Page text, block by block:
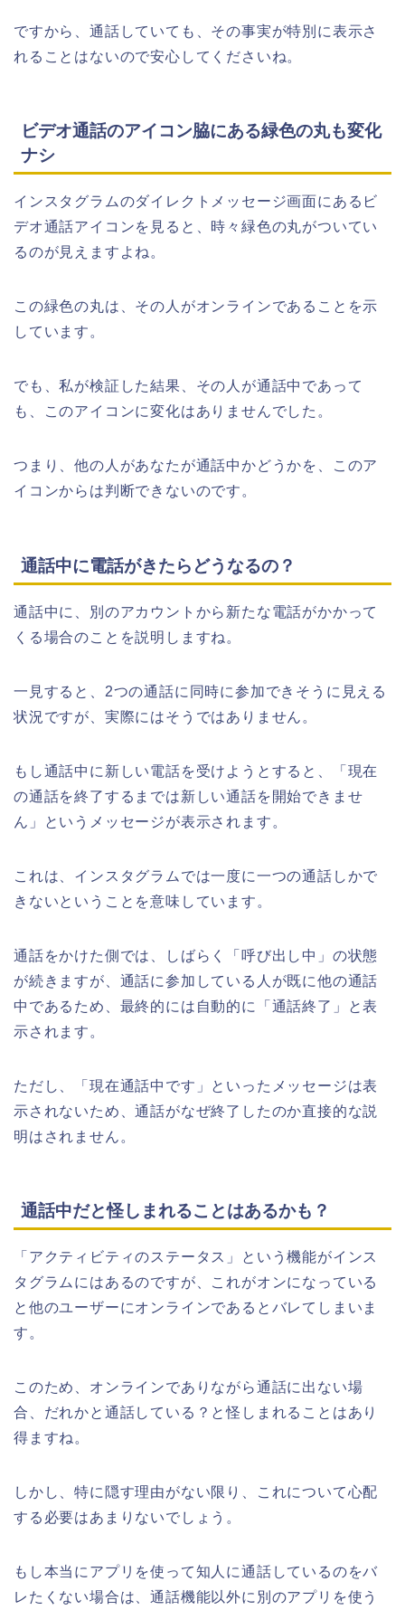
ですから、通話していても、その事実が特別に表示さ
れることはないので安心してくださいね。
ビデオ通話のアイコン脇にある緑色の丸も変化
ナシ
インスタグラムのダイレクトメッセージ画面にあるビ
デオ通話アイコンを見ると、時々緑色の丸がついてい
るのが見えますよね。
この緑色の丸は、その人がオンラインであることを示
しています。
でも、私が検証した結果、その人が通話中であって
も、このアイコンに変化はありませんでした。
つまり、他の人があなたが通話中かどうかを、このア
イコンからは判断できないのです。
通話中に電話がきたらどうなるの？
通話中に、別のアカウントから新たな電話がかかって
くる場合のことを説明しますね。
一見すると、2つの通話に同時に参加できそうに見える
状況ですが、実際にはそうではありません。
もし通話中に新しい電話を受けようとすると、「現在
の通話を終了するまでは新しい通話を開始できませ
ん」というメッセージが表示されます。
これは、インスタグラムでは一度に一つの通話しかで
きないということを意味しています。
通話をかけた側では、しばらく「呼び出し中」の状態
が続きますが、通話に参加している人が既に他の通話
中であるため、最終的には自動的に「通話終了」と表
示されます。
ただし、「現在通話中です」といったメッセージは表
示されないため、通話がなぜ終了したのか直接的な説
明はされません。
通話中だと怪しまれることはあるかも？
「アクティビティのステータス」という機能がインス
タグラムにはあるのですが、これがオンになっている
と他のユーザーにオンラインであるとバレてしまいま
す。
このため、オンラインでありながら通話に出ない場
合、だれかと通話している？と怪しまれることはあり
得ますね。
しかし、特に隠す理由がない限り、これについて心配
する必要はあまりないでしょう。
もし本当にアプリを使って知人に通話しているのをバ
レたくない場合は、通話機能以外に別のアプリを使う